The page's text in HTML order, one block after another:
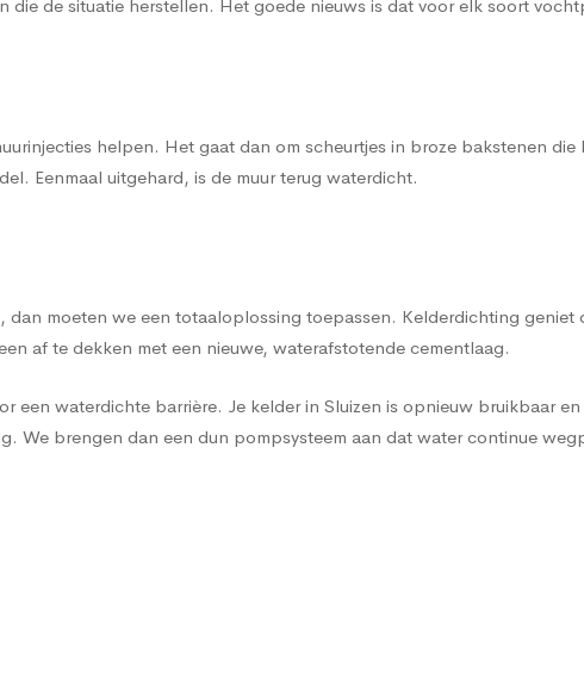
die de situatie herstellen. Het goede nieuws is dat voor elk soort
helpen. Het gaat dan om scheurtjes in broze bakstenen
Eenmaal uitgehard, is de muur terug waterdicht.
moeten we een totaaloplossing toepassen. Kelderdichting
af te dekken met een nieuwe, waterafstotende cementlaag.
een waterdichte barrière. Je kelder in Sluizen is opnieuw bruikbaar
We brengen dan een dun pompsysteem aan dat water continue